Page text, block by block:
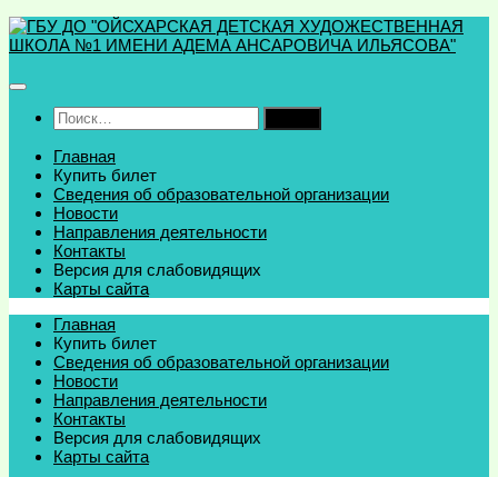
Перейти
к
Найти:
Главная
Купить билет
Сведения об образовательной организации
Новости
Направления деятельности
Контакты
Версия для слабовидящих
Карты сайта
Главная
Купить билет
Сведения об образовательной организации
Новости
Направления деятельности
Контакты
Версия для слабовидящих
Карты сайта